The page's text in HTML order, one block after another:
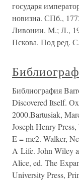
государя
новизна. СПб.,
Ливонии. М.; Л.,
Пскова. Под ред.
Библиография
Discovered Itself.
2000.Bartusiak,
Joseph Henry
E = mc2. Walker,
A Life. John Wiley
Alice, ed. The
University Press,